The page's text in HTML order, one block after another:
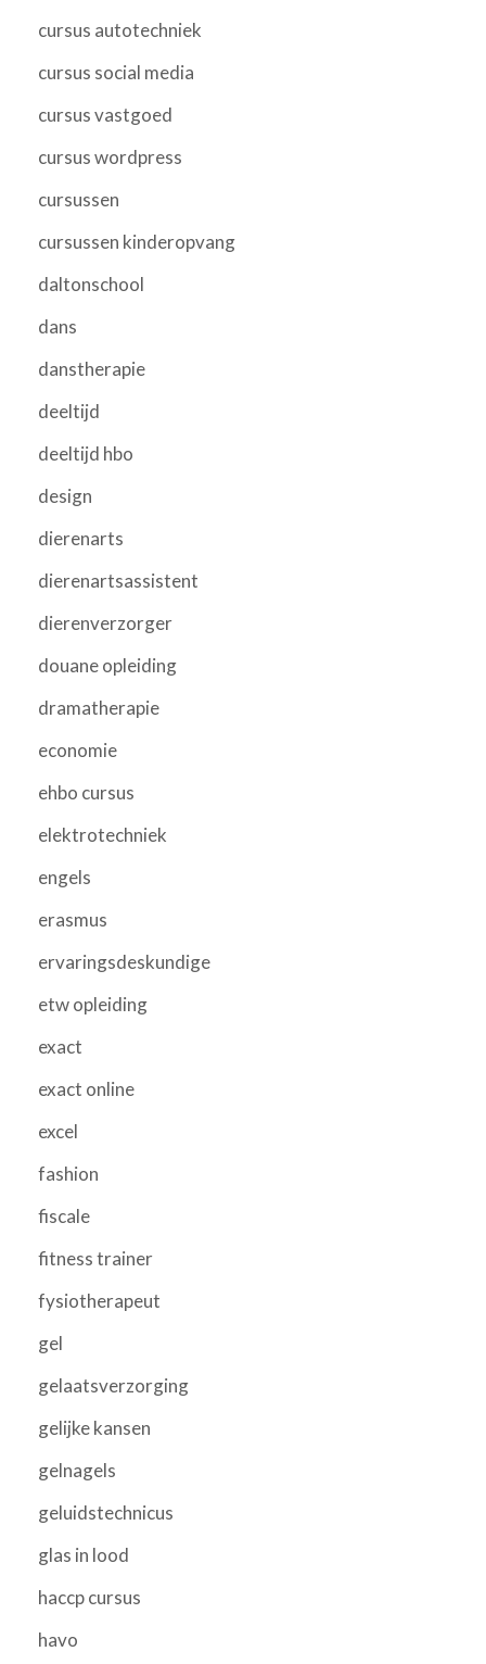
cursus autotechniek
cursus social media
cursus vastgoed
cursus wordpress
cursussen
cursussen kinderopvang
daltonschool
dans
danstherapie
deeltijd
deeltijd hbo
design
dierenarts
dierenartsassistent
dierenverzorger
douane opleiding
dramatherapie
economie
ehbo cursus
elektrotechniek
engels
erasmus
ervaringsdeskundige
etw opleiding
exact
exact online
excel
fashion
fiscale
fitness trainer
fysiotherapeut
gel
gelaatsverzorging
gelijke kansen
gelnagels
geluidstechnicus
glas in lood
haccp cursus
havo